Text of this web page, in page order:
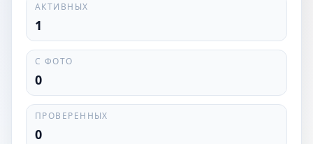
АКТИВНЫХ
1
С ФОТО
0
ПРОВЕРЕННЫХ
0